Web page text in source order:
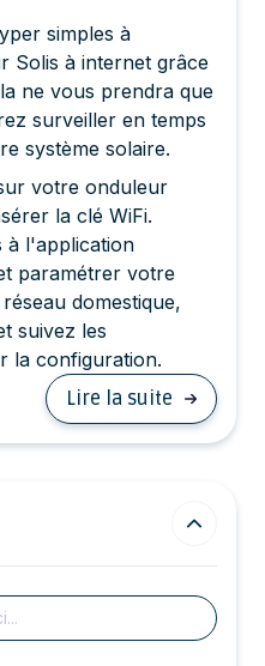
simples à
Solis à internet grâce
ne vous prendra que
surveiller en temps
système solaire.
votre onduleur
la clé WiFi.
à l'application
paramétrer votre
domestique,
suivez les
la configuration.
Lire la suite